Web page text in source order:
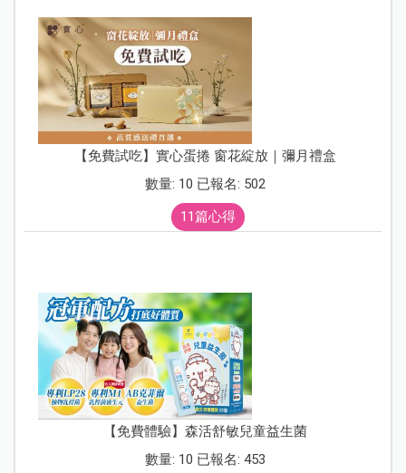
【免費試吃】實心蛋捲 窗花綻放｜彌月禮盒
數量: 10 已報名: 502
11篇心得
【免費體驗】森活舒敏兒童益生菌
數量: 10 已報名: 453